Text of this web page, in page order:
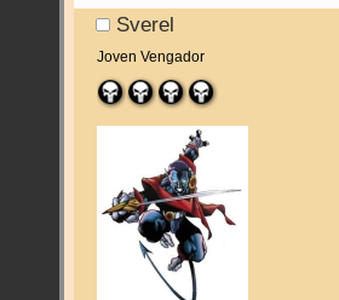
Sverel
Joven Vengador